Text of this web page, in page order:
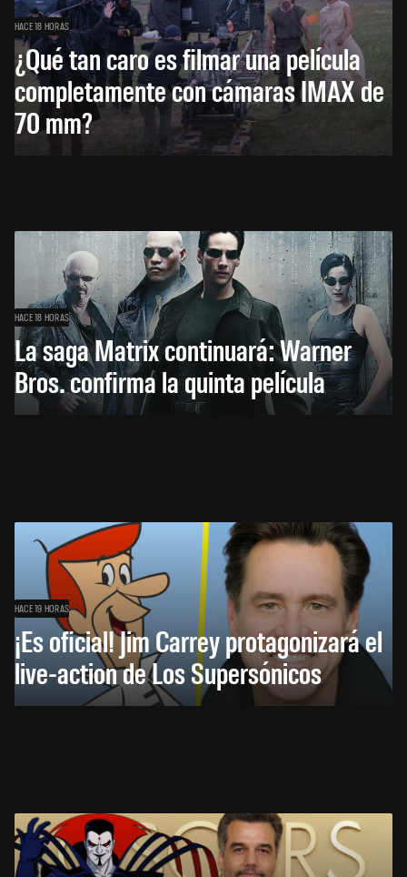
HACE 18 HORAS
¿Qué tan caro es filmar una película
completamente con cámaras IMAX de
70 mm?
HACE 18 HORAS
La saga Matrix continuará: Warner
Bros. confirma la quinta película
HACE 19 HORAS
¡Es oficial! Jim Carrey protagonizará el
live-action de Los Supersónicos